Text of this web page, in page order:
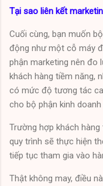
Tại sao liên kết
Cuối cùng, bạn muốn
động như một cỗ máy
phận marketing nên đo
khách hàng tiềm năng,
có mức độ tương tác
cho bộ phận kinh
Trường hợp khách
quy trình sẽ thực hiện
tiếp tục tham gia vào
Thật không may, điều